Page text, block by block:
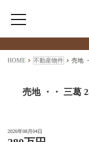
HOME
HOME 不動産物件 売地
売地 ・・ 三葛
2026年08月04日